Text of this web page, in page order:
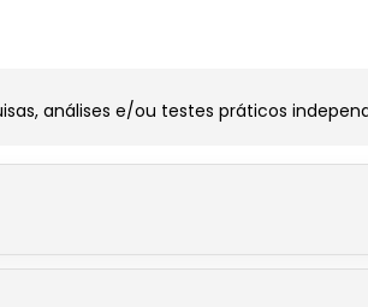
análises e/ou testes práticos